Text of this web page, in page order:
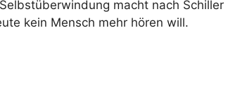
macht nach Schiller
kein Mensch mehr hören will.